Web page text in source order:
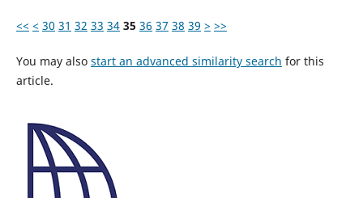
<< < 30 31 32 33 34 35 36 37 38 39 > >>
You may also start an advanced similarity search for this
article.